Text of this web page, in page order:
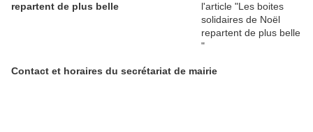
repartent de plus belle
Contact et horaires du secrétariat de mairie